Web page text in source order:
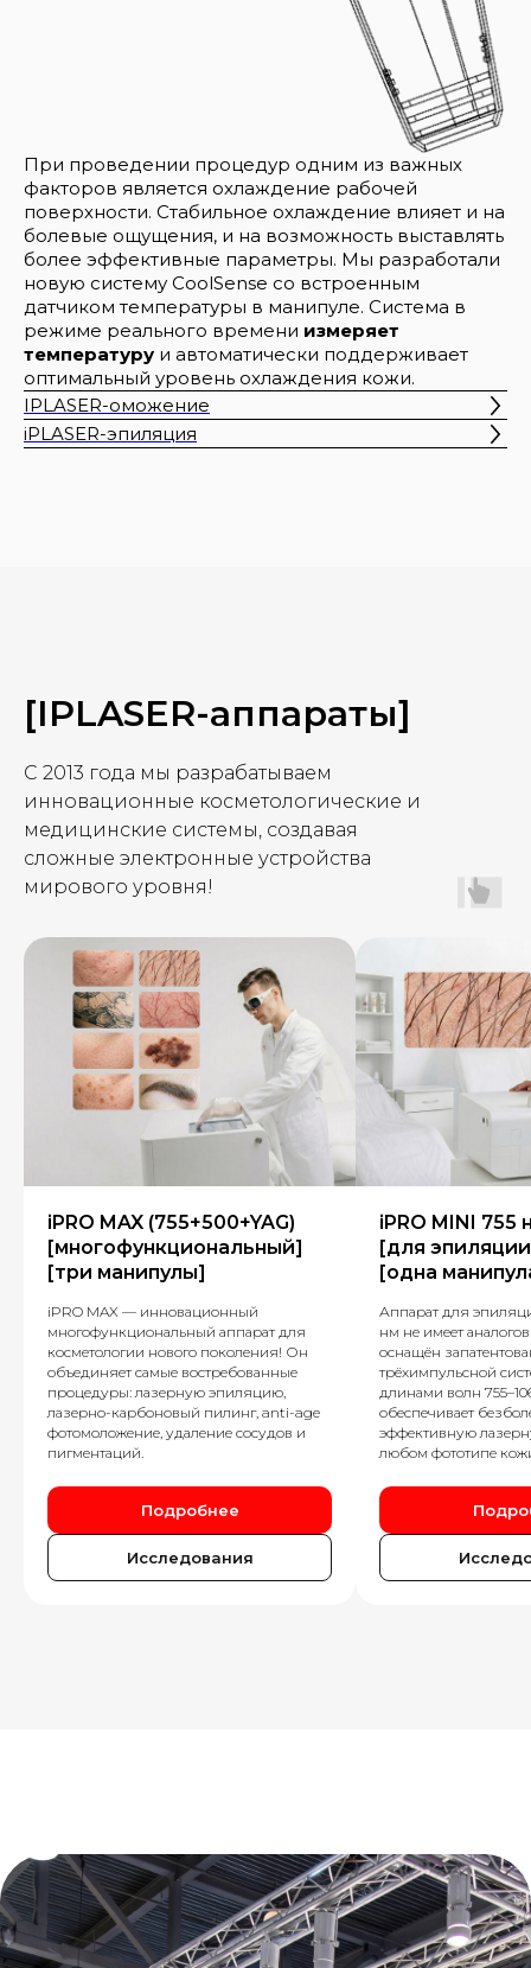
При проведении процедур одним из важных
факторов является охлаждение рабочей
поверхности. Стабильное охлаждение влияет и на
болевые ощущения, и на возможность выставлять
более эффективные параметры. Мы разработали
новую систему CoolSense со встроенным
датчиком температуры в манипуле. Система в
режиме реального времени измеряет
температуру и автоматически поддерживает
оптимальный уровень охлаждения кожи.
IPLASER-оможение
iPLASER-эпиляция
[IPLASER-аппараты]
С 2013 года мы разрабатываем
инновационные косметологические и
медицинские системы, создавая
сложные электронные устройства
мирового уровня!
iPRO MAX (755+500+YAG)
[многофункциональный]
[три манипулы]
iPRO MAX — инновационный
многофункциональный аппарат для
косметологии нового поколения! Он
объединяет самые востребованные
процедуры: лазерную эпиляцию,
лазерно-карбоновый пилинг, anti-age
фотомоложение, удаление сосудов и
пигментаций.
Подробнее
Исследования
iPRO MINI 755
[для
[одна
Аппарат для
нм не имеет
оснащён
трёхимпульсной
длинами волн
обеспечивает
эффективную
любом фототипе